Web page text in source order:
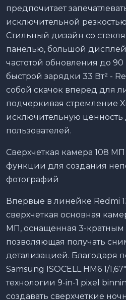
предпочитает
исключительной
Стильный дизайн со
панелью, большой дисплей
частотой обновления до
быстрой зарядки 33 Вт² -
собой скачок вперед для
подчеркивая стремление
исключительную ценность
пользователей.
Сверхчеткая камера 108
функции для создания
фотографий
Впервые в линейке Redmi
сверхчеткая основная
МП, оснащенная 3-
позволяющая получать
детализацией. Благодаря
Samsung ISOCELL HM6 1/
технологии 9-in-1 pixel
создавать сверхчеткие